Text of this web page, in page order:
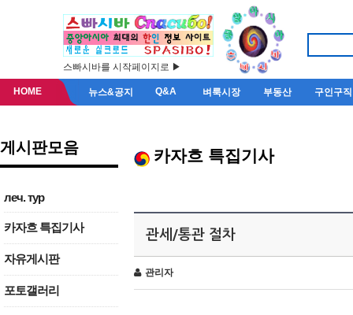
스빠시바를 시작페이지로 ▶
HOME 뉴스&공지 Q&A 벼룩시장 부동산 구인구직
게시판모음
леч. тур
카자흐 특집기사
자유게시판
포토갤러리
카자흐 특집기사
관세/통관 절차
관리자